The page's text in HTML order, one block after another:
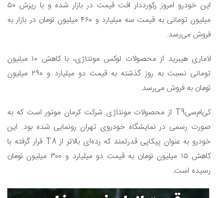
این خودرو امروز رکورددار افت قیمت در بازار شده و با ریزش ۵۰
میلیون تومانی به قیمت سه میلیارد و ۴۶۰ میلیون تومان در بازار به
فروش می‌رسد.
لاماری هیبرید از محصولات لوکس مونتاژی، با کاهش ۱۰ میلیون
تومانی نسبت به روز گذشته به قیمت دو میلیارد و ۲۹۰ میلیون
تومان به فروش می‌رسد.
کی‌ام‌سیT9 از محصولات مونتاژی شرکت کرمان موتور است که به
صورت رسمی در نمایشگاه خودروی تهران رونمایی شده بود. این
خودرو به عنوان پیکاپی قدرتمند که رده‌ای بالاتر از T8 قرار گرفته با
کاهش ۱۵ میلیون تومان به قیمت دو میلیارد و ۳۰۰ میلیون تومان
رسیده است.